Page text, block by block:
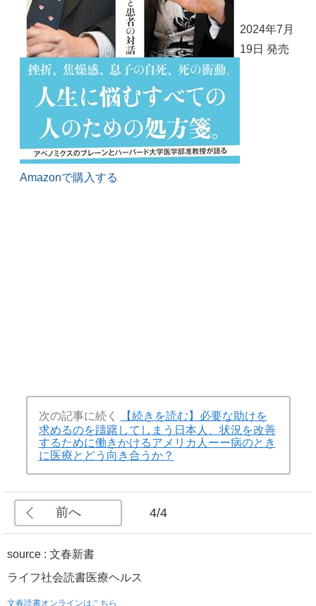
2024年7月
19日 発売
Amazonで購入する
次の記事に続く
【続きを読む】必要な助けを
求めるのを躊躇してしまう日本人、状況を改善
するために働きかけるアメリカ人ーー病のとき
に医療とどう向き合うか？
前へ 4/4
source : 文春新書
ライフ社会読書医療ヘルス
文春読書オンラインはこちら